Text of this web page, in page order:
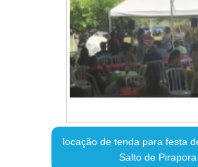
locação de tenda para festa
Salto de Pirapora